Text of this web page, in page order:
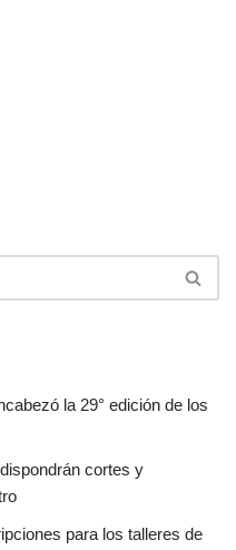
la 29° edición de los
cortes y
para los talleres de